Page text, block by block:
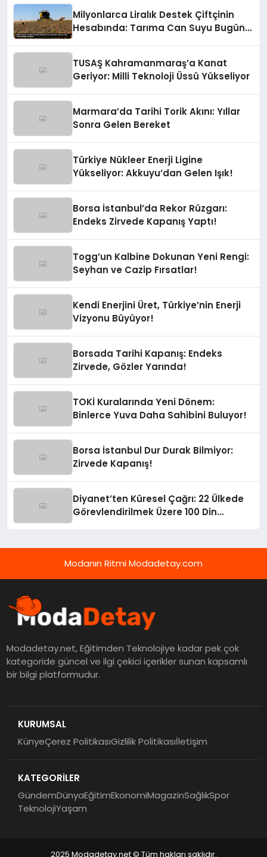
Milyonlarca Liralık Destek Çiftçinin
Hesabında: Tarıma Can Suyu Bugün
TUSAŞ Kahramanmaraş’a Kanat
Geriyor: Milli Teknoloji Üssü Yükseliyor
Marmara’da Tarihi Torik Akını: Yıllar
Sonra Gelen Bereket
Türkiye Nükleer Enerji Ligine
Yükseliyor: Akkuyu’dan Gelen Işık!
Borsa İstanbul’da Rekor Rüzgarı:
Endeks Zirvede Kapanış Yaptı!
Togg’un Kalbine Dokunan Yeni Rengi:
Seyhan ve Cazip Fırsatlar!
Kendi Enerjini Üret, Türkiye’nin Enerji
Vizyonu Büyüyor!
Borsada Tarihi Kapanış: Endeks
Zirvede, Gözler Yarında!
TOKİ Kuralarında Yeni Dönem:
Binlerce Yuva Daha Sahibini Buluyor!
Borsa İstanbul Dur Durak Bilmiyor:
Zirvede Kapanış!
Diyanet’ten Küresel Çağrı: 22 Ülkede
Görevlendirilmek Üzere 100 Din
Modanın Ritmi Modadetay.com
Modadetay.net, Eğitimden Teknolojiye kadar pek çok
kategoride güncel ve ilgi çekici içerikler sunan kapsamlı
bir bilgi platformudur.
KURUMSAL
KünyeÇerez PolitikasıGizlilik Politikasıİletişim
KATEGORİLER
GündemDünyaEğitimEkonomiMagazinSağlıkSpor
TeknolojiYaşam
2025 Modadetay.net © Tüm hakları saklıdır.